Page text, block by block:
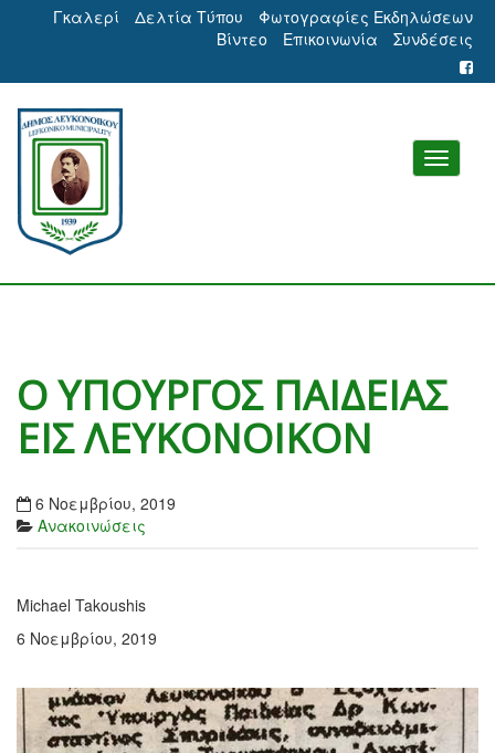
Γκαλερί Δελτία Τύπου
Φωτογραφίες Εκδηλώσεων
Βίντεο
Επικοινωνία Συνδέσεις
Ο ΥΠΟΥΡΓΟΣ ΠΑΙΔΕΙΑΣ
ΕΙΣ ΛΕΥΚΟΝΟΙΚΟΝ
6 Νοεμβρίου, 2019
Ανακοινώσεις
Michael Takoushis
6 Νοεμβρίου, 2019